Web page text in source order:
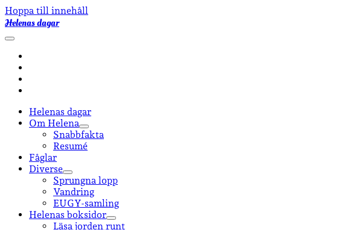
Hoppa till innehåll
Helenas dagar
öppna
Helenas dagar
Om Helena
öppna
undermeny
Snabbfakta
Resumé
Fåglar
Diverse
öppna
undermeny
Sprungna lopp
Vandring
EUGY-samling
Helenas boksidor
öppna
Läsa jorden runt